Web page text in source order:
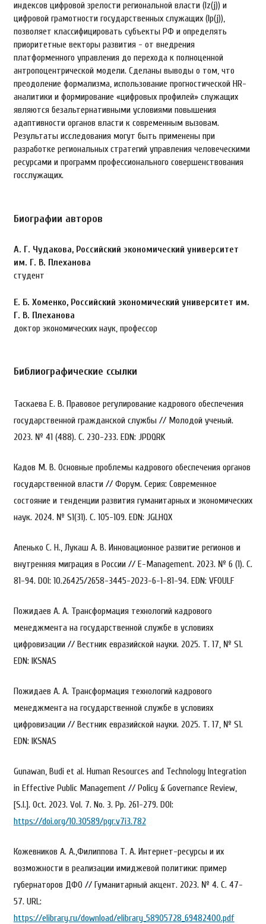
индексов цифровой зрелости региональной власти (Iz(j)) и
цифровой грамотности государственных служащих (Iр(j)),
позволяет классифицировать субъекты РФ и определять
приоритетные векторы развития - от внедрения
платформенного управления до перехода к полноценной
антропоцентрической модели. Сделаны выводы о том, что
преодоление формализма, использование прогностической HR-
аналитики и формирование «цифровых профилей» служащих
являются безальтернативными условиями повышения
адаптивности органов власти к современным вызовам.
Результаты исследования могут быть применены при
разработке региональных стратегий управления человеческими
ресурсами и программ профессионального совершенствования
госслужащих.
Биографии авторов
А. Г. Чудакова, Российский экономический университет
им. Г. В. Плеханова
студент
Е. Б. Хоменко, Российский экономический университет им.
Г. В. Плеханова
доктор экономических наук, профессор
Библиографические ссылки
Таскаева Е. В. Правовое регулирование кадрового обеспечения
государственной гражданской службы // Молодой ученый.
2023. № 41 (488). С. 230-233. EDN: JPDQRK
Кадов М. В. Основные проблемы кадрового обеспечения органов
государственной власти // Форум. Серия: Современное
состояние и тенденции развития гуманитарных и экономических
наук. 2024. № S1(31). С. 105-109. EDN: JGLHQX
Апенько С. Н., Лукаш А. В. Инновационное развитие регионов и
внутренняя миграция в России // E-Management. 2023. № 6 (1). С.
81-94. DOI: 10.26425/2658-3445-2023-6-1-81-94. EDN: VFOULF
Пожидаев А. А. Трансформация технологий кадрового
менеджмента на государственной службе в условиях
цифровизации // Вестник евразийской науки. 2025. Т. 17, № S1.
EDN: IKSNAS
Пожидаев А. А. Трансформация технологий кадрового
менеджмента на государственной службе в условиях
цифровизации // Вестник евразийской науки. 2025. Т. 17, № S1.
EDN: IKSNAS
Gunawan, Budi et al. Human Resources and Technology Integration
in Effective Public Management // Policy & Governance Review,
[S.l.]. Oct. 2023. Vol. 7. No. 3. Pp. 261-279. DOI:
https://doi.org/10.30589/pgr.v7i3.782
Кожевников А. А.,Филиппова Т. А. Интернет-ресурсы и их
возможности в реализации имиджевой политики: пример
губернаторов ДФО // Гуманитарный акцент. 2023. № 4. С. 47-
57. URL:
https://elibrary.ru/download/elibrary_58905728_69482400.pdf